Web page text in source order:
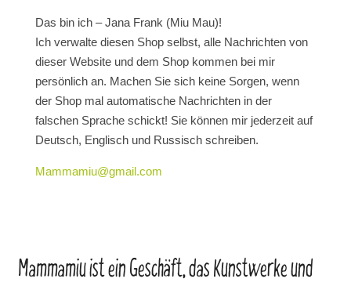
Das bin ich – Jana Frank (Miu Mau)!
Ich verwalte diesen Shop selbst, alle Nachrichten von
dieser Website und dem Shop kommen bei mir
persönlich an. Machen Sie sich keine Sorgen, wenn
der Shop mal automatische Nachrichten in der
falschen Sprache schickt! Sie können mir jederzeit auf
Deutsch, Englisch und Russisch schreiben.
Mammamiu@gmail.com
Mammamiu ist ein Geschäft, das Kunstwerke und